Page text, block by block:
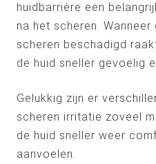
huidbarrière een
na het scheren.
scheren beschadigd
de huid sneller gevoelig
Gelukkig zijn er
scheren irritatie zoveel
de huid sneller weer
aanvoelen.